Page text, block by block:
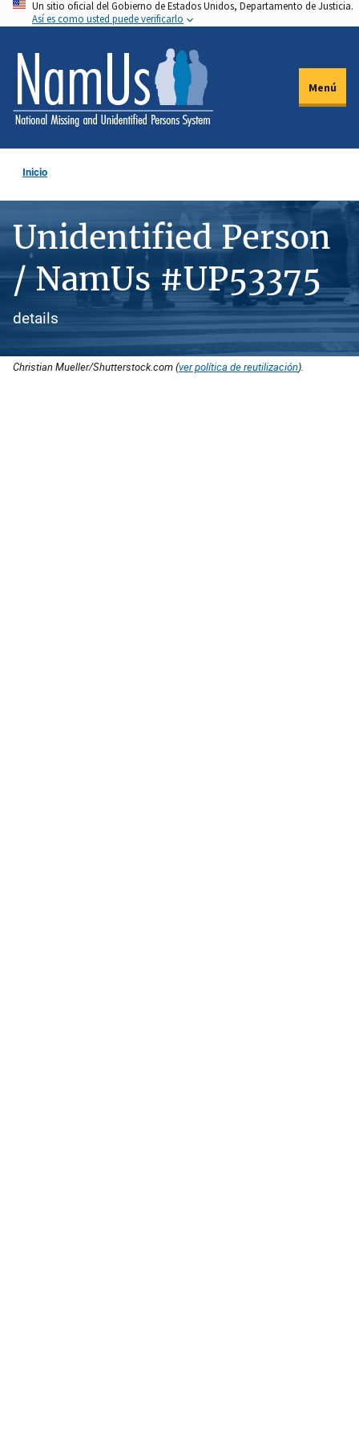
Pasar
al
contenido
principal
Un sitio oficial del Gobierno de Estados Unidos, Departamento de Justicia.
Así es como usted puede verificarlo
Menú
Inicio
Unidentified Person
/ NamUs #UP53375
details
Christian Mueller/Shutterstock.com (ver política de reutilización).